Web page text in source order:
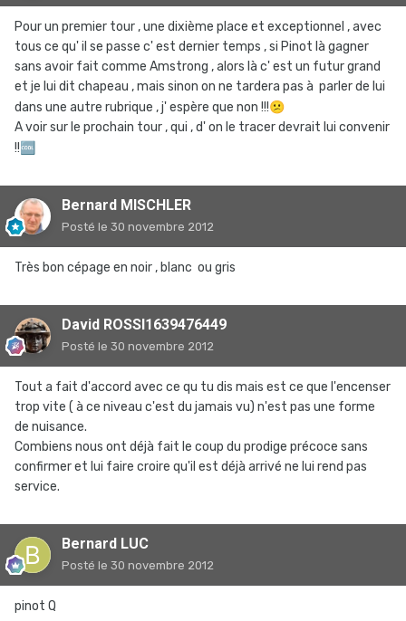
Pour un premier tour , une dixième place et exceptionnel , avec
tous ce qu' il se passe c' est dernier temps , si Pinot là gagner
sans avoir fait comme Amstrong , alors là c' est un futur grand
et je lui dit chapeau , mais sinon on ne tardera pas à parler de lui
dans une autre rubrique , j' espère que non !!!😕
A voir sur le prochain tour , qui , d' on le tracer devrait lui convenir
!!🆒
Bernard MISCHLER
Posté le 30 novembre 2012
Très bon cépage en noir , blanc ou gris
David ROSSI1639476449
Posté le 30 novembre 2012
Tout a fait d'accord avec ce qu tu dis mais est ce que l'encenser
trop vite ( à ce niveau c'est du jamais vu) n'est pas une forme
de nuisance.
Combiens nous ont déjà fait le coup du prodige précoce sans
confirmer et lui faire croire qu'il est déjà arrivé ne lui rend pas
service.
Bernard LUC
Posté le 30 novembre 2012
pinot Q